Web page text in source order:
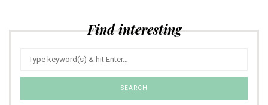
Find interesting